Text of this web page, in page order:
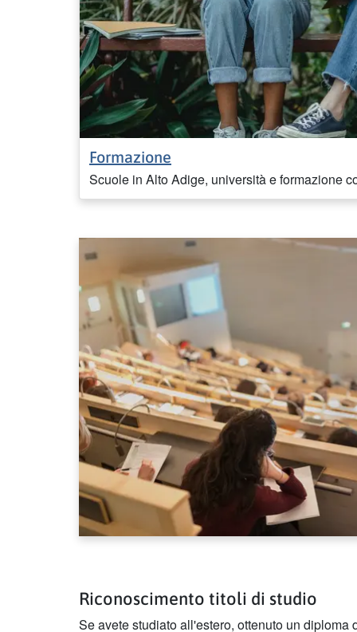
Formazione
Scuole in Alto Adige, università e formazione
Riconoscimento titoli di studio
Se avete studiato all'estero, ottenuto un diploma